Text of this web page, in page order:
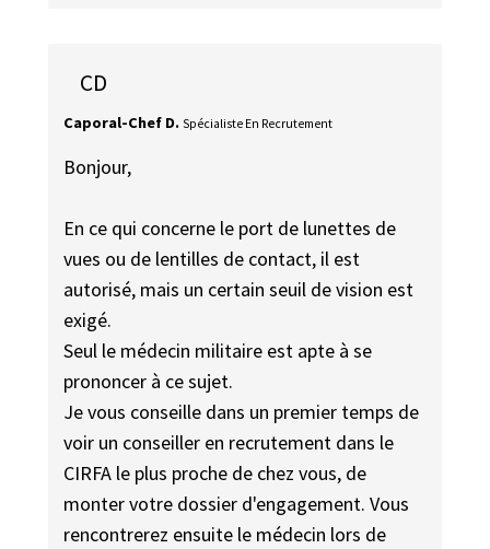
CD
Caporal-Chef D. Spécialiste En Recrutement
Bonjour,
En ce qui concerne le port de lunettes de
vues ou de lentilles de contact, il est
autorisé, mais un certain seuil de vision est
exigé.
Seul le médecin militaire est apte à se
prononcer à ce sujet.
Je vous conseille dans un premier temps de
voir un conseiller en recrutement dans le
CIRFA le plus proche de chez vous, de
monter votre dossier d'engagement. Vous
rencontrerez ensuite le médecin lors de